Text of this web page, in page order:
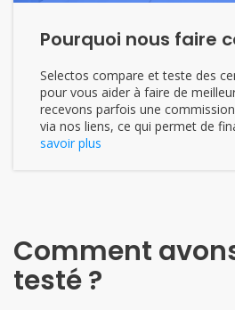
Pourquoi nous faire
Selectos compare et teste des
pour vous aider à faire de
recevons parfois une
via nos liens, ce qui permet de
savoir plus
Comment
testé ?